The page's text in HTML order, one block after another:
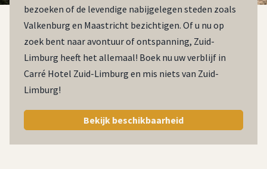
bezoeken of de levendige nabijgelegen steden zoals
Valkenburg en Maastricht bezichtigen. Of u nu op
zoek bent naar avontuur of ontspanning, Zuid-
Limburg heeft het allemaal! Boek nu uw verblijf in
Carré Hotel Zuid-Limburg en mis niets van Zuid-
Limburg!
Bekijk beschikbaarheid